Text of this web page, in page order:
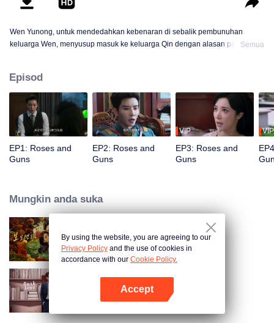
Wen Yunong, untuk mendedahkan kebenaran di sebalik pembunuhan
keluarga Wen, menyusup masuk ke keluarga Qin dengan alasan palsu.
menghadapi halangan berulang kali ketika Qin Kewen kembali dengan
sumpah untuk balas dendam, bertekad untuk mendedahkan Wen Yunong
sebagai penipuan cinta. Walaupun sikap mereka bermusuh, emosi mereka
semakin mendalam dengan setiap pertemuan.
Semua
Episod
EP1: Roses and
Guns
EP2: Roses and
Guns
VIP
EP3: Roses and
Guns
VIP
Mungkin anda suka
Dangerous Love
Dusk Love
By using the website, you are agreeing to our
Privacy Policy and the use of cookies in
accordance with our Cookie Policy.
Accept